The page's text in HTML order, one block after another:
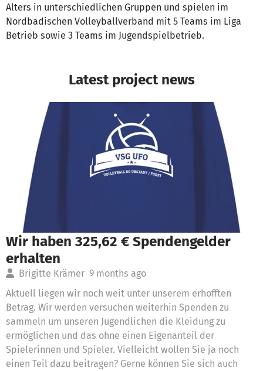
Alters in unterschiedlichen Gruppen und spielen im
Nordbadischen Volleyballverband mit 5 Teams im Liga
Betrieb sowie 3 Teams im Jugendspielbetrieb.
Latest project news
Wir haben 325,62 € Spendengelder
erhalten
Brigitte Krämer 9 months ago
Aktuell liegen wir noch weit unter unserem erhofften
Betrag. Wir werden versuchen weiterhin Spenden zu
sammeln um unseren Jugendlichen die Kleidung zu
ermöglichen und das ohne einen Eigenanteil der
Spielerinnen und Spieler. Vielleicht wollen Sie ja noch
einen Teil dazu beitragen? Gerne können Sie sich auch